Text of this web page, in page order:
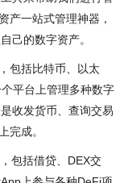
产一站式管理神器，
己的数字资产。
包括比特币、以太
平台上管理多种数字
收发货币、查询交易
完成。
包括借贷、DEX交